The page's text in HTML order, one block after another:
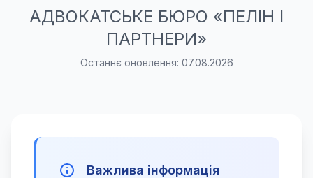
АДВОКАТСЬКЕ БЮРО «ПЕЛІН І
ПАРТНЕРИ»
Останнє оновлення: 07.08.2026
Важлива інформація